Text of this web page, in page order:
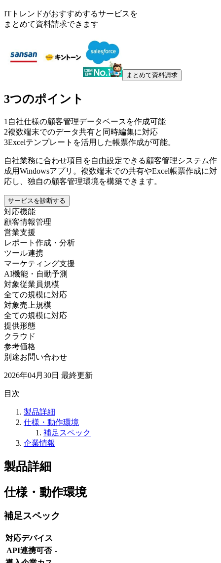
ITトレンドがおすすめするサービスを
まとめて資料請求できます
まとめて資料請求
3つのポイント
1 自社仕様の顧客管理データベースを作成可能
2複数端末でのデータ共有と同時編集に対応
3Excelテンプレートを活用した帳票作成が可能。
自社業務に合わせ項目を自由設定できる顧客管理システム作
成用Windowsアプリ。複数端末での共有やExcel帳票作成に対
応し、独自の顧客管理環境を構築できます。
サービスを診断する
対応機能
顧客情報管理
営業支援
レポート作成・分析
ツール連携
マーケティング支援
AI機能・自動予測
対象従業員規模
全ての規模に対応
対象売上規模
全ての規模に対応
提供形態
クラウド
参考価格
別途お問い合わせ
2026年04月30日 最終更新
目次
製品詳細
仕様・動作環境
補足スペック
企業情報
製品詳細
仕様・動作環境
補足スペック
対応デバイス
API連携可否 -